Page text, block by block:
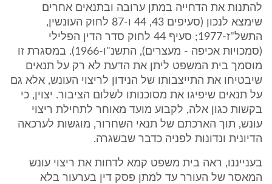
להתנות את הדחייה במתן ערובה ובתנאים אחרים
שימצא לנכון (סעיפים 43, 44 ו-87 לחוק העונשין,
התשל"ז-1977; סעיף 44 לחוק סדר הדין הפלילי
(סמכויות אכיפה - מעצרים), התשנ"ו-1966). במסגרת זו
מוסמך בית המשפט ליתן את הדעת לא רק על תנאים
שיבטיחו את התייצבותו של הנידון לריצוי העונש, אלא גם
על תנאים שיפיגו את מסוכנותו לשלום הציבור. יצוין, כי
בקשות כגון אלה, לקבוע מועד מאוחר לתחילת ריצוי
עונש, תוך הארכתם של תנאי השחרור, מוגשות לערכאה
הדיונית ונדונות לפניה כדבר שבשגרה.
בענייננו, ראה בית משפט קמא לדחות את ריצוי עונש
המאסר של העורר עד למתן פסק דין בערעור בלא